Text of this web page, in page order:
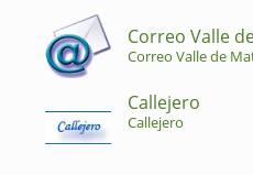
Correo Valle
Correo Valle de
Callejero
Callejero